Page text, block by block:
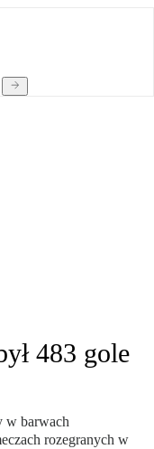
483 gole
w barwach
rozegranych w